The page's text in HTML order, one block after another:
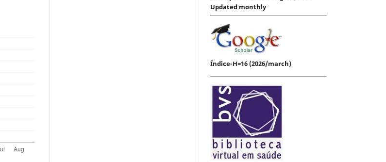
Updated monthly
Índice-H=16 (2026/march)